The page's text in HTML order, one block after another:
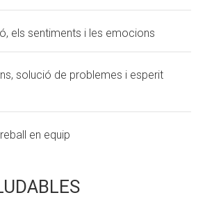
els sentiments i les emocions
solució de problemes i esperit
en equip